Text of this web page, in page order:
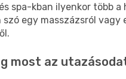
spa-kban ilyenkor több a
szó egy masszázsról vagy
most az